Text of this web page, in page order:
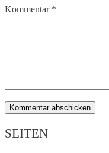
Kommentar *
SEITEN